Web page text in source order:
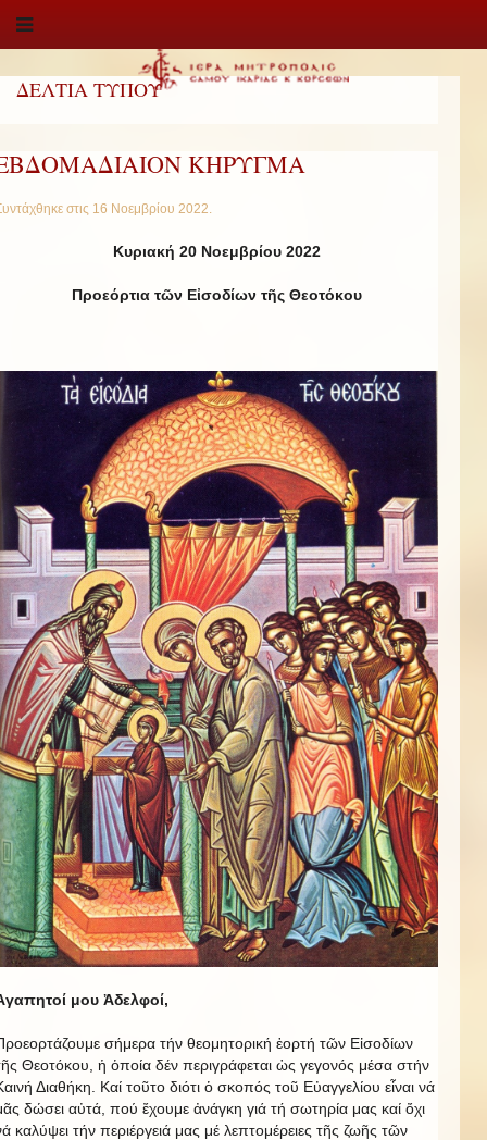
ΔΕΛΤΙΑ ΤΥΠΟΥ
ΚΗΡΥΓΜΑ
στις 16 Νοεμβρίου 2022.
Κυριακή 20 Νοεμβρίου 2022
Προεόρτια τῶν Εἰσοδίων τῆς Θεοτόκου
μου Ἀδελφοί,
σήμερα τήν θεομητορική ἑορτή τῶν Εἰσοδίων
Θεοτόκου, ἡ ὁποία δέν περιγράφεται ὡς γεγονός μέσα στήν
Διαθήκη. Καί τοῦτο διότι ὁ σκοπός τοῦ Εὐαγγελίου εἶναι νά
δώσει αὐτά, πού ἔχουμε ἀνάγκη γιά τή σωτηρία μας καί ὄχι
καλύψει τήν περιέργειά μας μέ λεπτομέρειες τῆς ζωῆς τῶν